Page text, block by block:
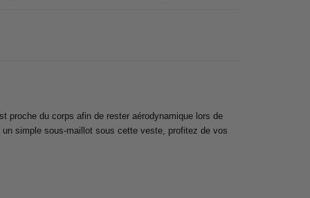
proche du corps afin de rester aérodynamique lors de
simple sous-maillot sous cette veste, profitez de vos